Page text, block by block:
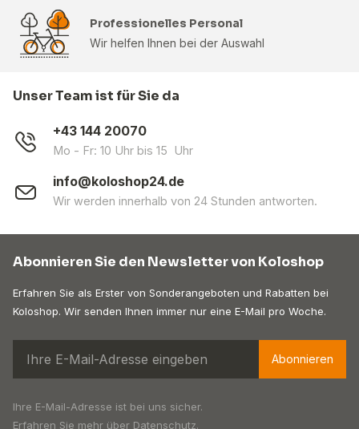
Professionelles Personal
Wir helfen Ihnen bei der Auswahl
Unser Team ist für Sie da
+43 144 20070
Mo - Fr: 10 Uhr bis 15 Uhr
info@koloshop24.de
Wir werden innerhalb von 24 Stunden antworten.
Abonnieren Sie den Newsletter von Koloshop
Erfahren Sie als Erster von Sonderangeboten und Rabatten bei
Koloshop. Wir senden Ihnen immer nur eine E-Mail pro Woche.
Abonnieren
Ihre E-Mail-Adresse ist bei uns sicher.
Erfahren Sie mehr über Datenschutz.